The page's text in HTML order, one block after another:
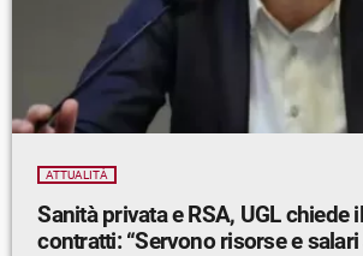
ATTUALITÀ
Sanità privata e RSA, UGL chiede
contratti: “Servono risorse e salari